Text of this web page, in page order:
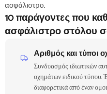
ασφάλιστρο.
10 παράγοντες που
ασφάλιστρο στόλου
Αριθμός και τύποι
Συνδυασμός ιδιωτικών
οχημάτων ειδικού τύπου.
διαφορετικά από έναν